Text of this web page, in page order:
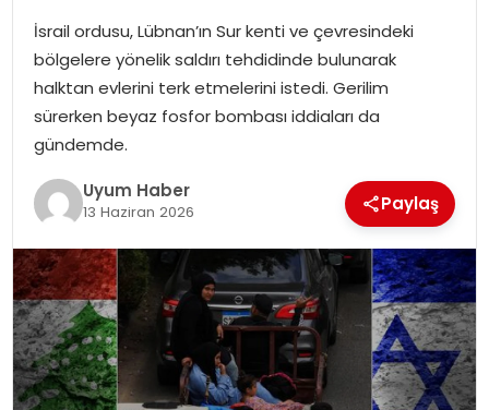
TEKNOLOJI
SAĞLIK
MAGAZIN
YAŞAM
İsrail ordusu, Lübnan’ın Sur kenti ve çevresindeki
bölgelere yönelik saldırı tehdidinde bulunarak
halktan evlerini terk etmelerini istedi. Gerilim
sürerken beyaz fosfor bombası iddiaları da
gündemde.
Uyum Haber
13 Haziran 2026 Paylaş